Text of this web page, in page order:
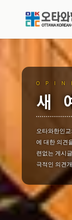
새
오타와한인
에 대한 의견
련없는 게시
극적인 의견